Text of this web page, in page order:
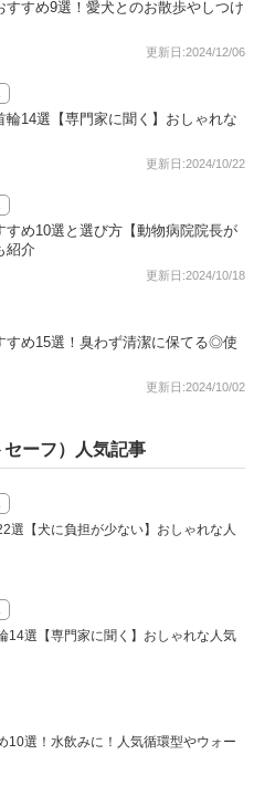
すすめ9選！愛犬とのお散歩やしつけ
更新日:2024/12/06
輪14選【専門家に聞く】おしゃれな
更新日:2024/10/22
すめ10選と選び方【動物病院院長が
紹介
更新日:2024/10/18
すめ15選！臭わず清潔に保てる◎使
更新日:2024/10/02
ーフ）人気記事
選【犬に負担が少ない】おしゃれな人
14選【専門家に聞く】おしゃれな人気
10選！水飲みに！人気循環型やウォー